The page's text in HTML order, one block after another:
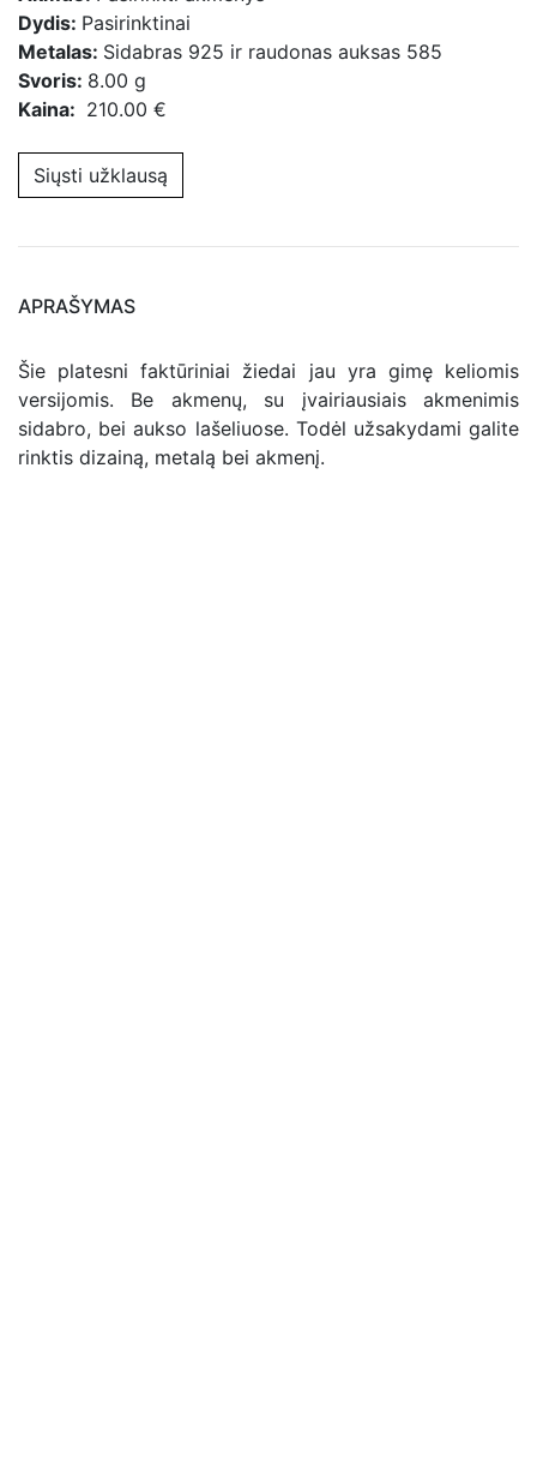
Dydis: Pasirinktinai
Metalas: Sidabras 925 ir raudonas auksas 585
Svoris: 8.00 g
Kaina: 210.00 €
Siųsti užklausą
APRAŠYMAS
Šie platesni faktūriniai žiedai jau yra gimę keliomis
versijomis. Be akmenų, su įvairiausiais akmenimis
sidabro, bei aukso lašeliuose. Todėl užsakydami galite